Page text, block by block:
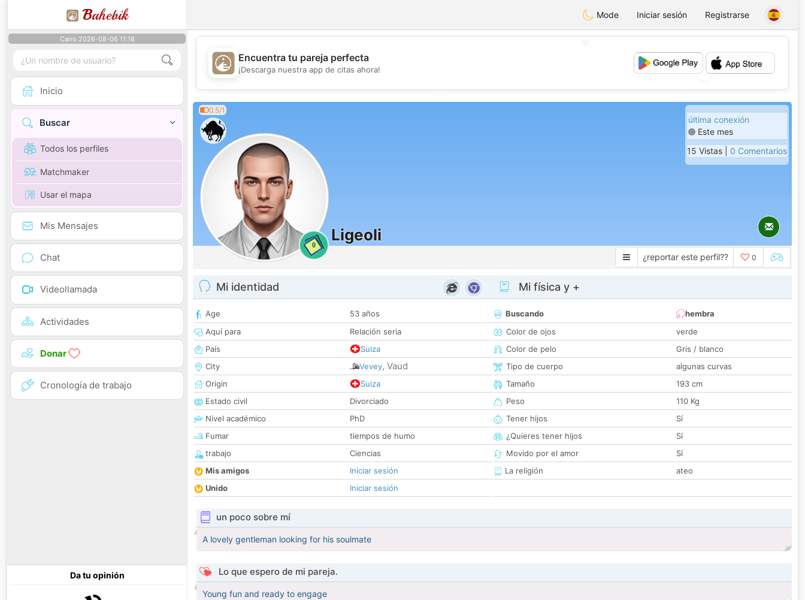
Bahebik Mode Iniciar sesión Registrarse
Cairo 2026-08-06 11:18
Inicio
Buscar
Todos los perfiles
Matchmaker
Usar el mapa
Mis Mensajes
Chat
Videollamada
Actividades
Donar
Cronología de trabajo
Da tu opinión
💖
💕
💕
Encuentra tu pareja perfecta
¡Descarga nuestra app de citas ahora!
0.5/1
0
Ligeoli
última conexión
Este mes
15 Vistas | 0 Comentarios
¿reportar este perfil?? 0
Mi identidad
Age
53 años
Aquí para
Relación seria
País
Suiza
City
Vevey, Vaud
Origin
Suiza
Estado civil
Divorciado
Nivel académico
PhD
Fumar
tiempos de humo
trabajo
Ciencias
Mis amigos
Iniciar sesión
Unido
Iniciar sesión
Mi física y +
Buscando
hembra
Color de ojos
verde
Color de pelo
Gris / blanco
Tipo de cuerpo
algunas curvas
Tamaño
193 cm
Peso
110 Kg
Tener hijos
Sí
¿Quieres tener hijos
Sí
Movido por el amor
Sí
La religión
ateo
un poco sobre mí
A lovely gentleman looking for his soulmate
Lo que espero de mi pareja.
Young fun and ready to engage